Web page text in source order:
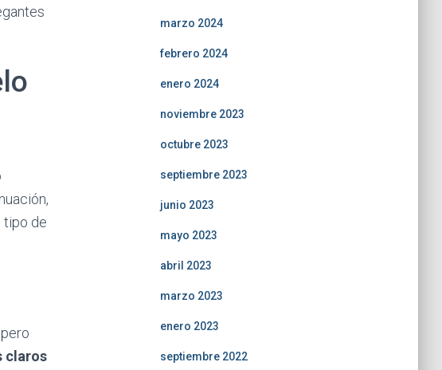
tipo de
claros
marzo 2024
febrero 2024
enero 2024
noviembre 2023
octubre 2023
septiembre 2023
junio 2023
mayo 2023
abril 2023
marzo 2023
enero 2023
septiembre 2022